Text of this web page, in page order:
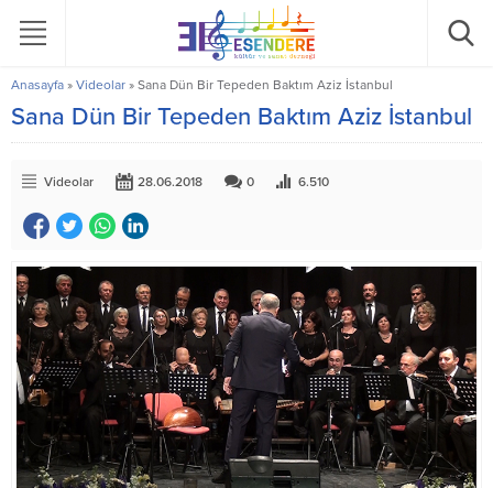
Anasayfa » Videolar » Sana Dün Bir Tepeden Baktım Aziz İstanbul
Sana Dün Bir Tepeden Baktım Aziz İstanbul
Videolar 28.06.2018 0 6.510